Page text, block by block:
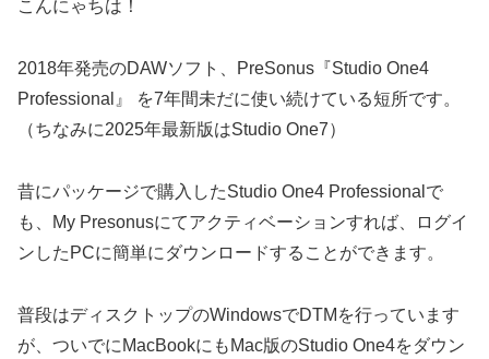
こんにゃちは！
2018年発売のDAWソフト、PreSonus『Studio One4
Professional』 を7年間未だに使い続けている短所です。
（ちなみに2025年最新版はStudio One7）
昔にパッケージで購入したStudio One4 Professionalで
も、My Presonusにてアクティベーションすれば、ログイ
ンしたPCに簡単にダウンロードすることができます。
普段はディスクトップのWindowsでDTMを行っています
が、ついでにMacBookにもMac版のStudio One4をダウン